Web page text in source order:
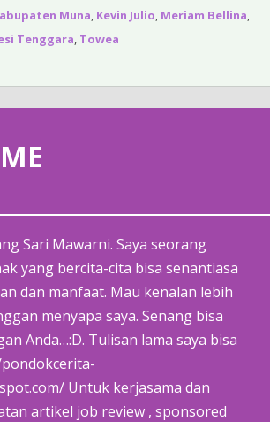
Muna, Kevin Julio, Meriam Bellina,
Tenggara, Towea
Sari Mawarni. Saya seorang
yang bercita-cita bisa senantiasa
dan manfaat. Mau kenalan lebih
menyapa saya. Senang bisa
Anda…:D. Tulisan lama saya bisa
Untuk kerjasama dan
artikel job review , sponsored